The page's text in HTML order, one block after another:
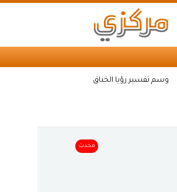
وسم تفسير رؤيا الخناق
محدث